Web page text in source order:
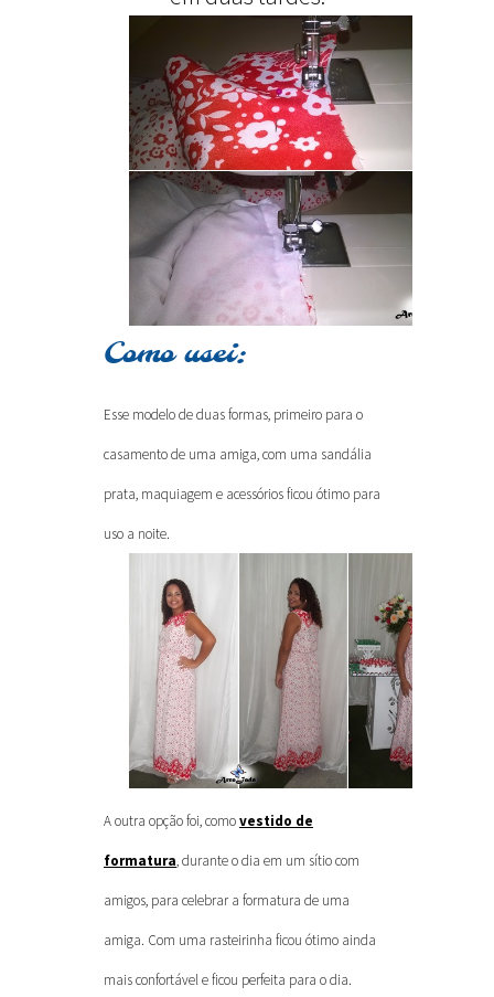
Como usei:
Esse modelo de duas formas, primeiro para o
casamento de uma amiga, com uma sandália
prata, maquiagem e acessórios ficou ótimo para
uso a noite.
A outra opção foi, comovestido de
formatura, durante o dia em um sítio com
amigos, para celebrar a formatura de uma
amiga. Com uma rasteirinha ficou ótimo ainda
mais confortável e ficou perfeita para o dia.